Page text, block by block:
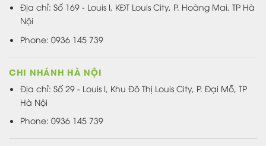
Địa chỉ: Số 169 - Louis I, KĐT Louis City, P. Hoàng Mai, TP Hà
Nội
Phone: 0936 145 739
CHI NHÁNH HÀ NỘI
Địa chỉ: Số 29 - Louis I, Khu Đô Thị Louis City, P. Đại Mỗ, TP
Hà Nội
Phone: 0936 145 739